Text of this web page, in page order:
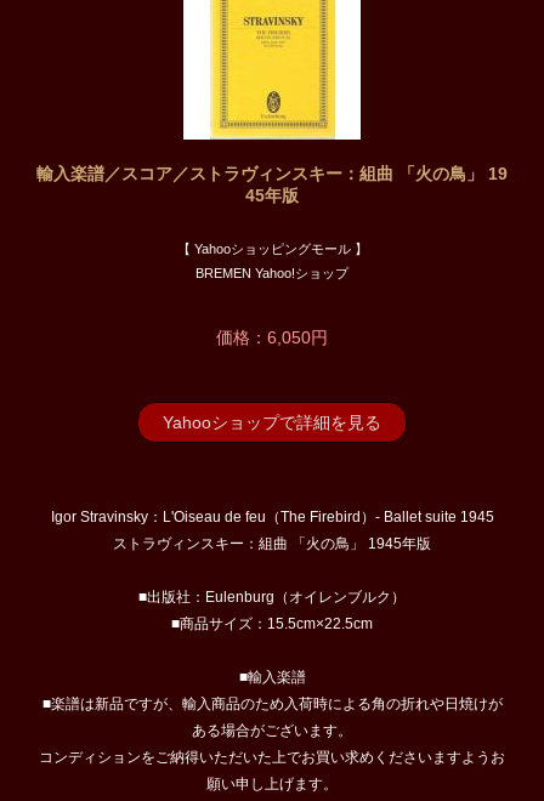
輸入楽譜／スコア／ストラヴィンスキー：組曲 「火の鳥」 19
45年版
【 Yahooショッピングモール 】
BREMEN Yahoo!ショップ
価格：6,050円
Yahooショップで詳細を見る
Igor Stravinsky：L'Oiseau de feu（The Firebird）- Ballet suite 1945
ストラヴィンスキー：組曲 「火の鳥」 1945年版
■出版社：Eulenburg（オイレンブルク）
■商品サイズ：15.5cm×22.5cm
■輸入楽譜
■楽譜は新品ですが、輸入商品のため入荷時による角の折れや日焼けが
ある場合がございます。
コンディションをご納得いただいた上でお買い求めくださいますようお
願い申し上げます。